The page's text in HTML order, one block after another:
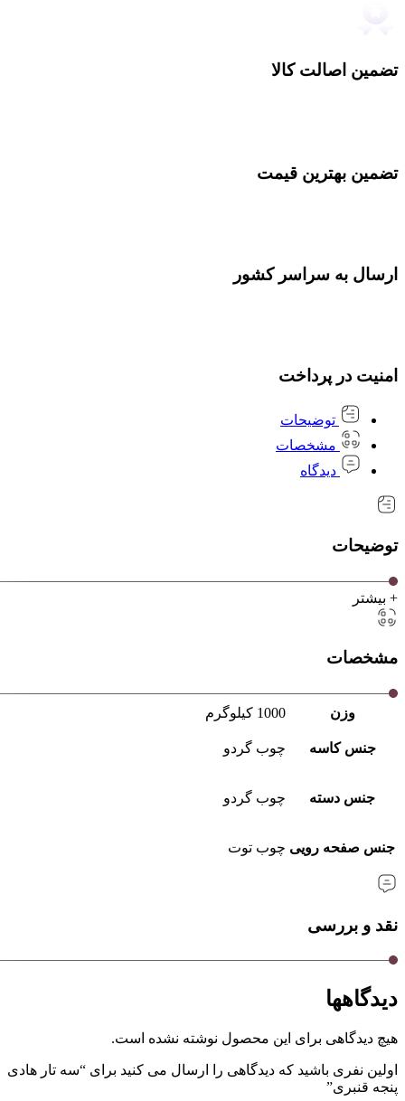
تضمین اصالت کالا
تضمین بهترین قیمت
ارسال به سراسر کشور
امنیت در پرداخت
توضیحات
مشخصات
دیدگاه
توضیحات
+ بیشتر
مشخصات
وزن 1000 کیلوگرم
جنس کاسه چوب گردو
جنس دسته چوب گردو
جنس صفحه رویی چوب توت
نقد و بررسی
دیدگاهها
هیچ دیدگاهی برای این محصول نوشته نشده است.
اولین نفری باشید که دیدگاهی را ارسال می کنید برای “سه تار هادی
پنجه قنبری”